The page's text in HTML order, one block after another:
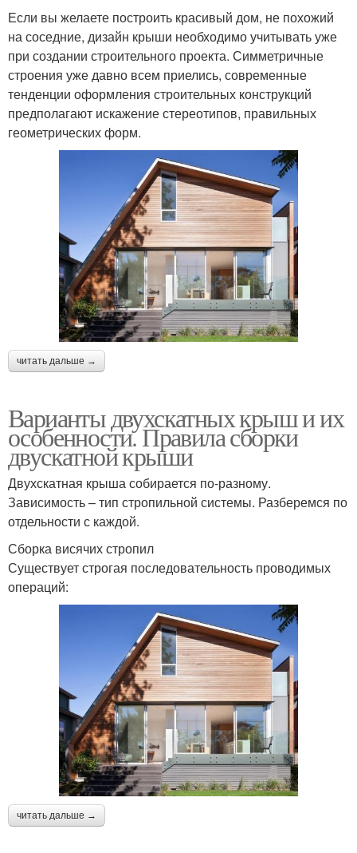
Если вы желаете построить красивый дом, не похожий
на соседние, дизайн крыши необходимо учитывать уже
при создании строительного проекта. Симметричные
строения уже давно всем приелись, современные
тенденции оформления строительных конструкций
предполагают искажение стереотипов, правильных
геометрических форм.
читать дальше →
Варианты двухскатных крыш и их
особенности. Правила сборки
двускатной крыши
Двухскатная крыша собирается по-разному.
Зависимость – тип стропильной системы. Разберемся по
отдельности с каждой.
Сборка висячих стропил
Существует строгая последовательность проводимых
операций:
читать дальше →